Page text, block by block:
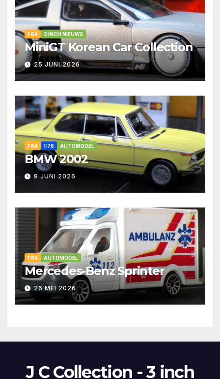
1:64 3 INCH NIEUWS
MiniGT Korean Car Collection
25 JUNI 2026
1:64 1:76 AUTOMODEL
BMW 2002
8 JUNI 2026
1:64 AUTOMODEL
Mercedes-Benz Sprinter
26 MEI 2026
J C Collection - 3 inch